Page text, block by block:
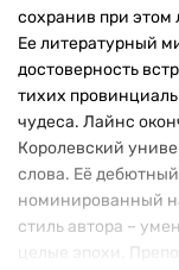
сохранив при этом
Ее литературный
достоверность
тихих
чудеса. Лайнс
Королевский
слова. Её
номинированный
стиль автора –
целые эпохи.